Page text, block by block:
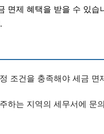
면제 혜택을 받을 수 있습
조건을 충족해야 세금 면
하는 지역의 세무서에 문